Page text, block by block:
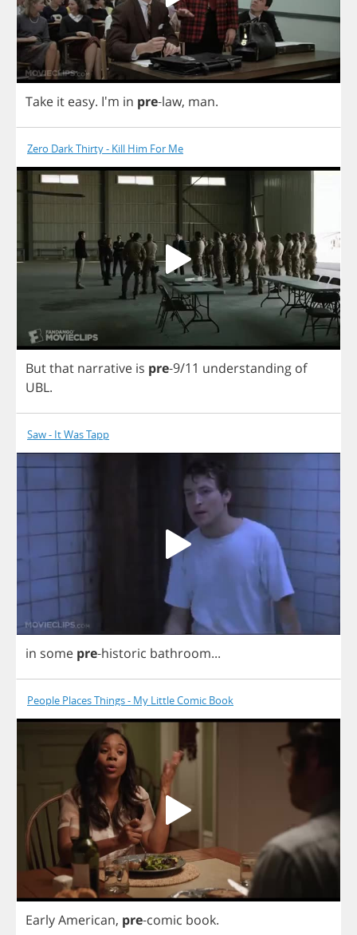
Take it easy. I'm in pre-law, man.
Zero Dark Thirty - Kill Him For Me
Butthat narrative is pre-9/11 understanding of
UBL.
Saw - It Was Tapp
in some pre-historic bathroom...
People Places Things - My Little Comic Book
EarlyAmerican, pre-comic book.